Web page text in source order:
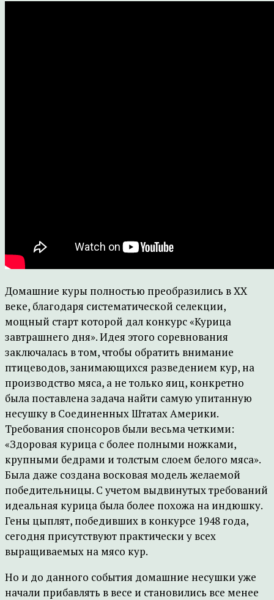
Домашние куры полностью преобразились в ХХ
веке, благодаря систематической селекции,
мощный старт которой дал конкурс «Курица
завтрашнего дня». Идея этого соревнования
заключалась в том, чтобы обратить внимание
птицеводов, занимающихся разведением кур, на
производство мяса, а не только яиц, конкретно
была поставлена задача найти самую упитанную
несушку в Соединенных Штатах Америки.
Требования спонсоров были весьма четкими:
«Здоровая курица с более полными ножками,
крупными бедрами и толстым слоем белого мяса».
Была даже создана восковая модель желаемой
победительницы. С учетом выдвинутых требований
идеальная курица была более похожа на индюшку.
Гены цыплят, победивших в конкурсе 1948 года,
сегодня присутствуют практически у всех
выращиваемых на мясо кур.
Но и до данного события домашние несушки уже
начали прибавлять в весе и становились все менее